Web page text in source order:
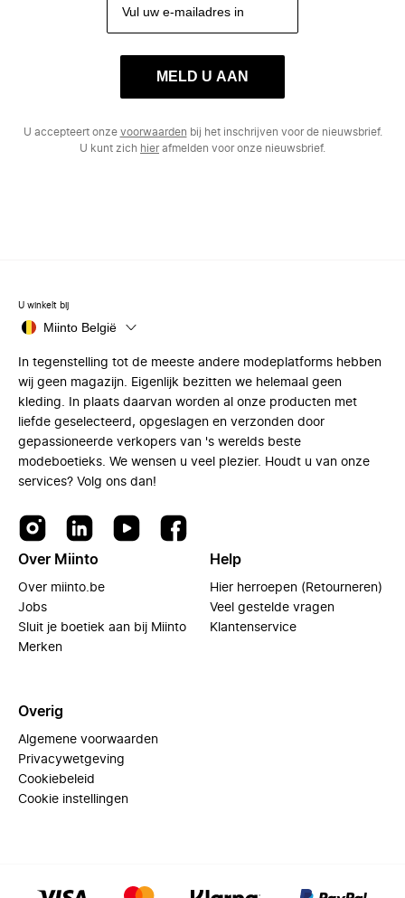
MELD U AAN
U accepteert onze voorwaarden bij het inschrijven voor de nieuwsbrief.
U kunt zich hierafmelden voor onze nieuwsbrief.
U winkelt bij
Miinto België
In tegenstelling tot de meeste andere modeplatforms hebben
wij geen magazijn. Eigenlijk bezitten we helemaal geen
kleding. In plaats daarvan worden al onze producten met
liefde geselecteerd, opgeslagen en verzonden door
gepassioneerde verkopers van 's werelds beste
modeboetieks. We wensen u veel plezier. Houdt u van onze
services? Volg ons dan!
Over Miinto
Over miinto.be
Jobs
Sluit je boetiek aan bij Miinto
Merken
Help
Hier herroepen (Retourneren)
Veel gestelde vragen
Klantenservice
Overig
Algemene voorwaarden
Privacywetgeving
Cookiebeleid
Cookie instellingen